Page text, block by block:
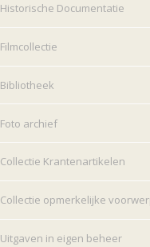
Historische Documentatie
Filmcollectie
Bibliotheek
Foto archief
Collectie Krantenartikelen
Collectie opmerkelijke
Uitgaven in eigen beheer